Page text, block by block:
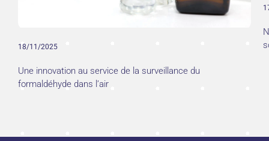
18/11/2025
Une innovation au service de la surveillance du
formaldéhyde dans l’air